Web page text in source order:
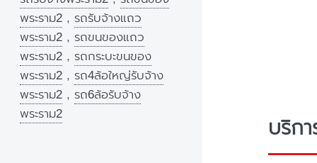
บริก
พระราม2 , รถรับจ้างแถว
พระราม2 , รถขนของแถว
พระราม2 , รถกระบะขนของ
พระราม2 , รถ4ล้อใหญ่รับจ้าง
พระราม2 , รถ6ล้อรับจ้าง
พระราม2